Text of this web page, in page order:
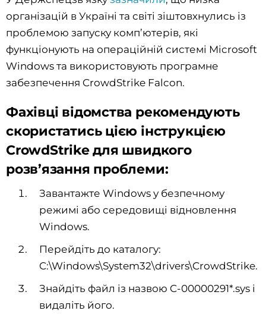
організацій в Україні та світі зіштовхнулись із
проблемою запуску комп’ютерів, які
функціонують на операційній системі Microsoft
Windows та використовують програмне
забезпечення CrowdStrike Falcon.
Фахівці відомства рекомендують
скористатись цією інструкцією
CrowdStrike для швидкого
розв’язання проблеми:
Завантажте Windows у безпечному
режимі або середовищі відновлення
Windows.
Перейдіть до каталогу:
C:\Windows\System32\drivers\CrowdStrike.
Знайдіть файл із назвою C-00000291*.sys і
видаліть його.